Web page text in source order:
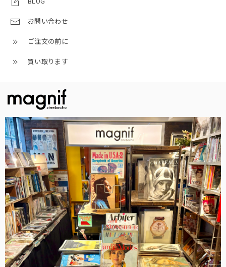
お問い合わせ
ご注文の前に
買い取ります